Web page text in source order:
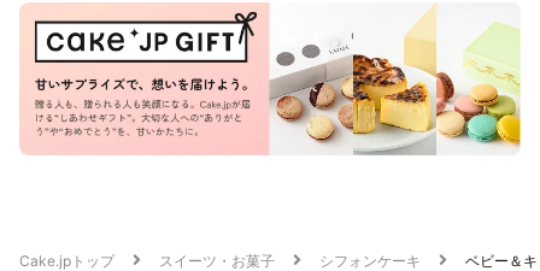
Cake.jpトップ スイーツ・お菓子 シフォンケーキ ベビー＆